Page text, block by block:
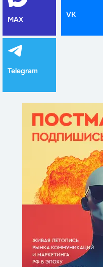
MAX
VK
Telegram